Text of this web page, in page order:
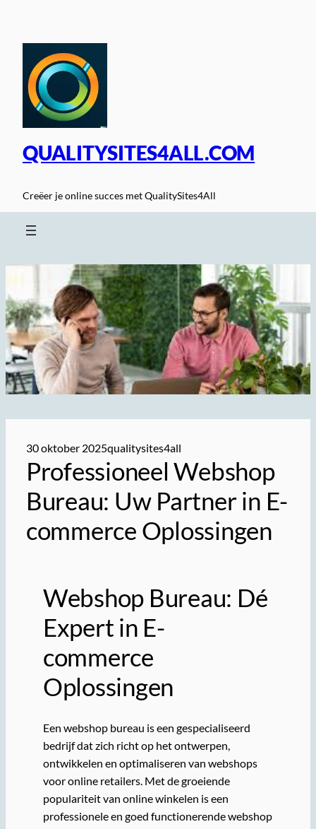
inhoud
QUALITYSITES4ALL.COM
Creëer je online succes met QualitySites4All
30 oktober 2025qualitysites4all
Professioneel Webshop
Bureau: Uw Partner in E-
commerce Oplossingen
Webshop Bureau: Dé
Expert in E-
commerce
Oplossingen
Een webshop bureau is een gespecialiseerd
bedrijf dat zich richt op het ontwerpen,
ontwikkelen en optimaliseren van webshops
voor online retailers. Met de groeiende
populariteit van online winkelen is een
professionele en goed functionerende webshop